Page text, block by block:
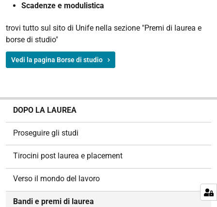
Scadenze e modulistica
trovi tutto sul sito di Unife nella sezione "Premi di laurea e
borse di studio"
Vedi la pagina Borse di studio
DOPO LA LAUREA
Proseguire gli studi
Tirocini post laurea e placement
Verso il mondo del lavoro
Bandi e premi di laurea